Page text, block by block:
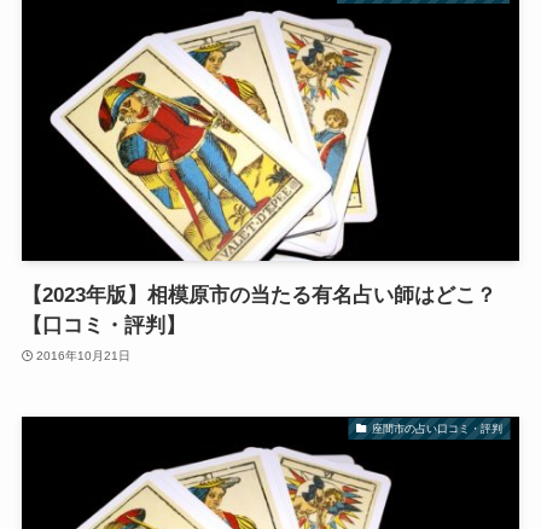
【2023年版】相模原市の当たる有名占い師はどこ？
【口コミ・評判】
2016年10月21日
座間市の占い口コミ・評判